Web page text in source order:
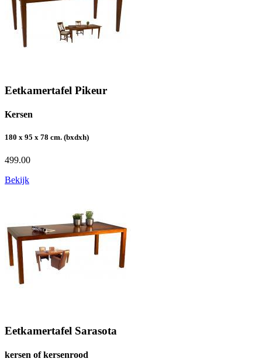
Eetkamertafel Pikeur
Kersen
180 x 95 x 78 cm. (bxdxh)
499.00
Bekijk
Eetkamertafel Sarasota
kersen of kersenrood